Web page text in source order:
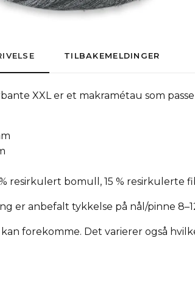
TILBAKEMELDINGER
XXL er et makramétau som
resirkulert bomull, 15 % resirkulerte
er anbefalt tykkelse på nål/pinne
forekomme. Det varierer også